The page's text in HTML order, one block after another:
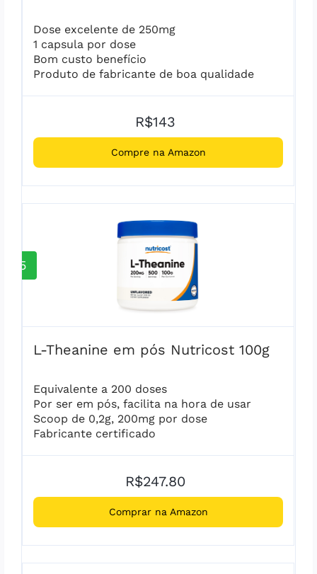
Dose excelente de 250mg
1 capsula por dose
Bom custo benefício
Produto de fabricante de boa qualidade
R$143
Compre na Amazon
5
L-Theanine em pós Nutricost 100g
Equivalente a 200 doses
Por ser em pós, facilita na hora de usar
Scoop de 0,2g, 200mg por dose
Fabricante certificado
R$247.80
Comprar na Amazon